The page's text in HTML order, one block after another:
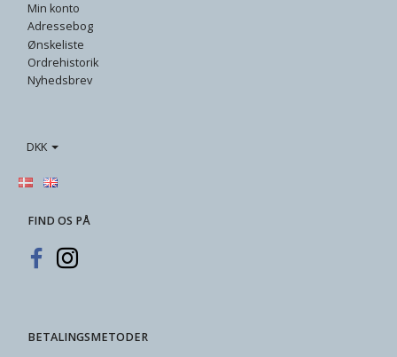
Min konto
Adressebog
Ønskeliste
Ordrehistorik
Nyhedsbrev
DKK
FIND OS PÅ
BETALINGSMETODER